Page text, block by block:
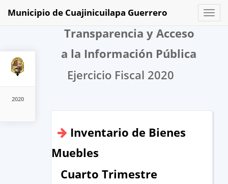
2020
Toggle
Municipio de Cuajinicuilapa Guerrero
Transparencia y Acceso
a la Información Pública
Ejercicio Fiscal 2020
Inventario de Bienes
Muebles
Cuarto Trimestre